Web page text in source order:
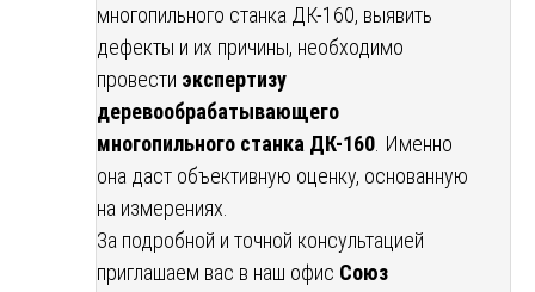
многопильного станка ДК-160, выявить
дефекты и их причины, необходимо
провести экспертизу
деревообрабатывающего
многопильного станка ДК-160 . Именно
она даст объективную оценку, основанную
на измерениях.
За подробной и точной консультацией
приглашаем вас в наш офис Союз